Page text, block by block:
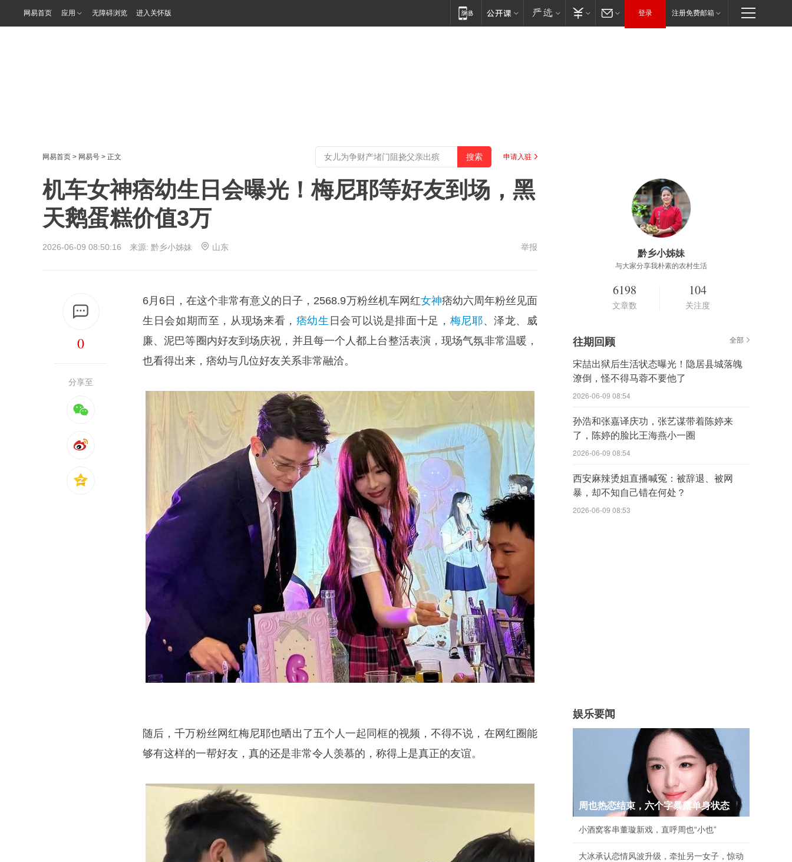
网易首页 应用 无障碍浏览 进入关怀版 登录 注册免费邮箱
网易首页 > 网易号 > 正文 申请入驻
机车女神痞幼生日会曝光！梅尼耶等好友到场，黑
天鹅蛋糕价值3万
2026-06-09 08:50:16 来源: 黔乡小姊妹 山东 举报
0
分享至
6月6日，在这个非常有意义的日子，2568.9万粉丝机车网红女神痞幼六周年粉丝见面
生日会如期而至，从现场来看， 痞幼生 日会可以说是排面十足， 梅尼耶、泽龙、威
廉、泥巴等圈内好友到场庆祝，并且每一个人都上台整活表演，现场气氛非常温暖，
也看得出来，痞幼与几位好友关系非常融洽。
随后，千万粉丝网红梅尼耶也晒出了五个人一起同框的视频，不得不说，在网红圈能
够有这样的一帮好友，真的还是非常令人羡慕的，称得上是真正的友谊。
黔乡小姊妹
与大家分享我朴素的农村生活
6198
文章数
104
关注度
往期回顾 全部
宋喆出狱后生活状态曝光！隐居县城落魄
潦倒，怪不得马蓉不要他了
2026-06-09 08:54
孙浩和张嘉译庆功，张艺谋带着陈婷来
了，陈婷的脸比王海燕小一圈
2026-06-09 08:54
西安麻辣烫姐直播喊冤：被辞退、被网
暴，却不知自己错在何处？
2026-06-09 08:53
娱乐要闻
周也热恋结束，六个字暴露单身状态
小酒窝客串董璇新戏，直呼周也“小也”
大冰承认恋情风波升级，牵扯另一女子，惊动